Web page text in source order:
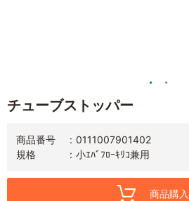
チューブストッパー
商品番号
0111007901402
規格
小ｴﾊﾞﾌﾛｰｷﾘｺ兼用
商品購